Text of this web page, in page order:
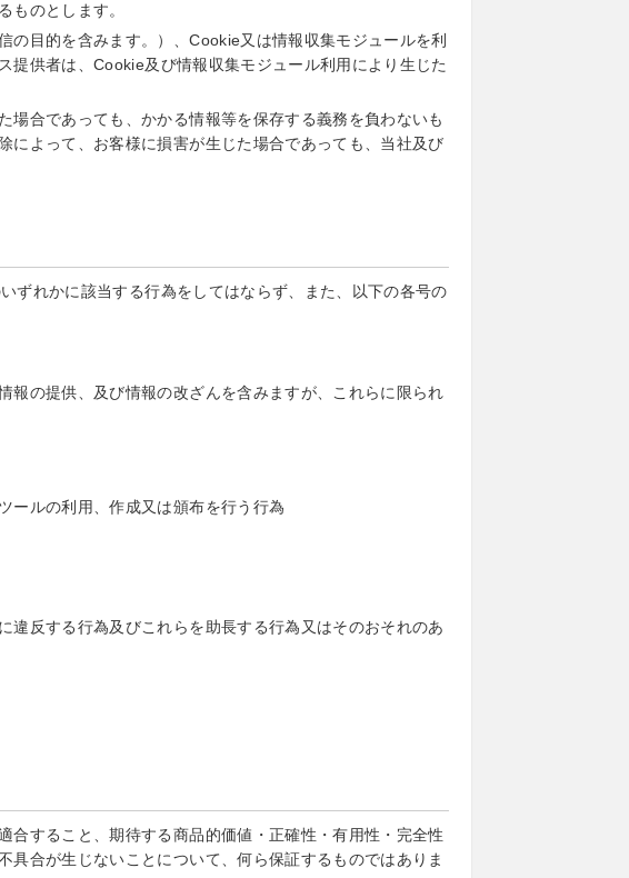
ものとします。
目的を含みます。）、Cookie又は情報収集モジュールを利
提供者は、Cookie及び情報収集モジュール利用により生じた
合であっても、かかる情報等を保存する義務を負わないも
よって、お客様に損害が生じた場合であっても、当社及び
ずれかに該当する行為をしてはならず、また、以下の各号の
報の提供、及び情報の改ざんを含みますが、これらに限られ
ールの利用、作成又は頒布を行う行為
反する行為及びこれらを助長する行為又はそのおそれのあ
すること、期待する商品的価値・正確性・有用性・完全性
合が生じないことについて、何ら保証するものではありま